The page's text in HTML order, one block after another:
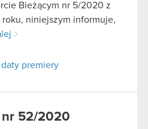
Bieżącym nr 5/2020 z
niniejszym informuje,
premiery
nr 52/2020